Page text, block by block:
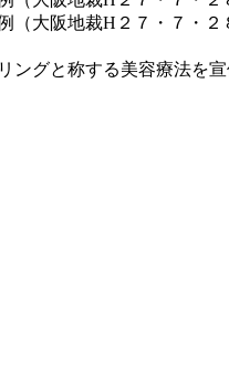
（大阪地裁H２７・７・２
ングと称する美容療法を